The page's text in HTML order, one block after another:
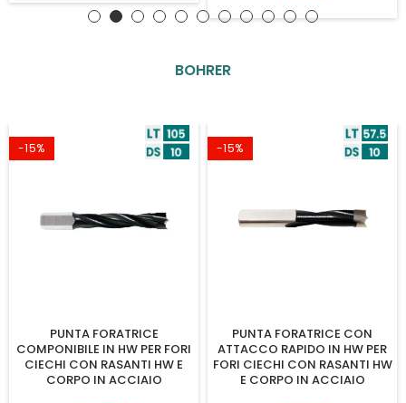
BOHRER
-15%
PUNTA FORATRICE
COMPONIBILE IN HW PER FORI
CIECHI CON RASANTI HW E
CORPO IN ACCIAIO
-15%
PUNTA FORATRICE CON
ATTACCO RAPIDO IN HW PER
FORI CIECHI CON RASANTI HW
E CORPO IN ACCIAIO